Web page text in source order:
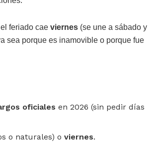
feriado cae viernes (se une a sábado y
sea porque es inamovible o porque fue
oficiales en 2026 (sin pedir días
o naturales) oviernes.